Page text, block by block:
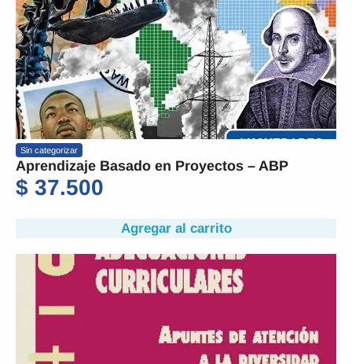
Sin categorizar
Aprendizaje Basado en Proyectos – ABP
$ 37.500
Agregar al carrito